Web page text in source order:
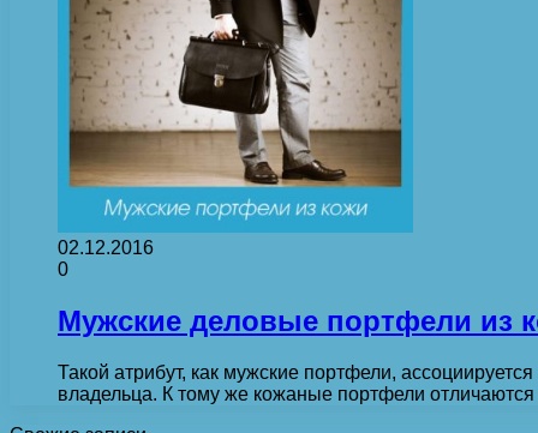
02.12.2016
0
Мужские деловые портфели из
Такой атрибут, как мужские портфели,
владельца. К тому же кожаные портфели